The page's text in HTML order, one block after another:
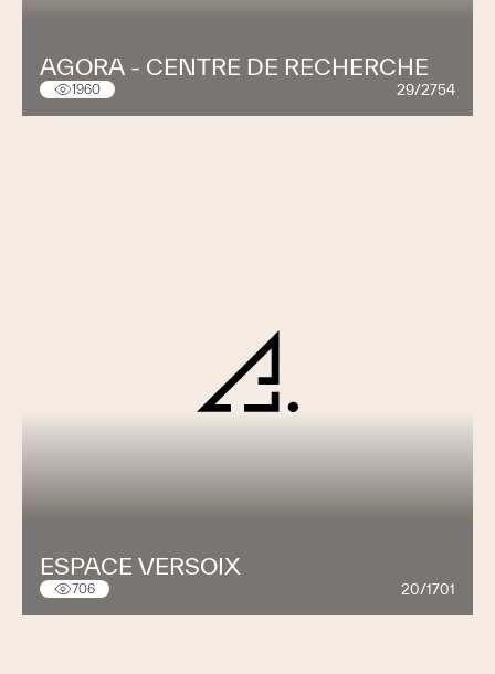
AGORA - CENTRE DE RECHERCHE
1960 29/2754
ESPACE VERSOIX
706 20/1701